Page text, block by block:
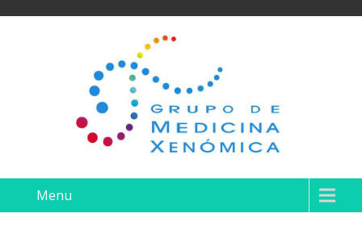
Menu